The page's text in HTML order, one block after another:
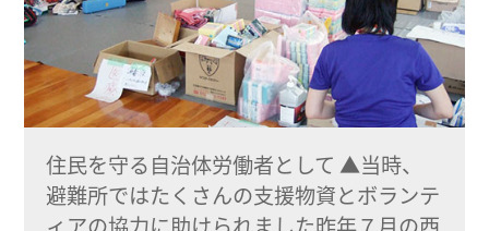
住民を守る自治体労働者として ▲当時、
避難所ではたくさんの支援物資とボランテ